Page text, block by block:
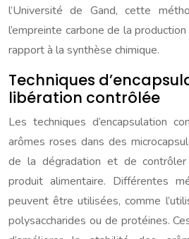
l’Université de Gand, cette
l’empreinte carbone de la
rapport à la synthèse chimique.
Techniques
libération contrôlée
Les techniques d’encapsulation
arômes roses dans des
de la dégradation et de
produit alimentaire. Différentes
peuvent être utilisées, comme
polysaccharides ou de protéines.